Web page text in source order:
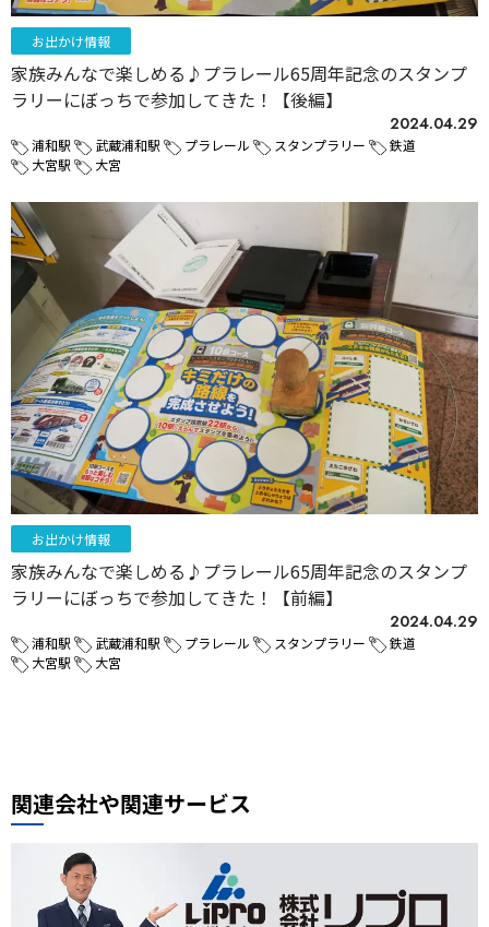
お出かけ情報
家族みんなで楽しめる♪プラレール65周年記念のスタンプ
ラリーにぼっちで参加してきた！【後編】
2024.04.29
浦和駅 武蔵浦和駅 プラレール スタンプラリー
鉄道
大宮駅
大宮
お出かけ情報
家族みんなで楽しめる♪プラレール65周年記念のスタンプ
ラリーにぼっちで参加してきた！【前編】
2024.04.29
浦和駅 武蔵浦和駅 プラレール スタンプラリー
鉄道
大宮駅
大宮
関連会社や関連サービス